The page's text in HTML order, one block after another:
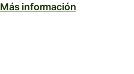
Más información